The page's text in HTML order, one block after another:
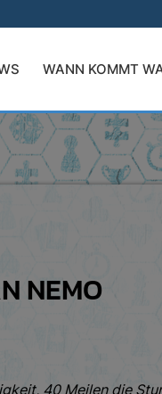
WANN KOMMT
NEMO
40 Meilen die